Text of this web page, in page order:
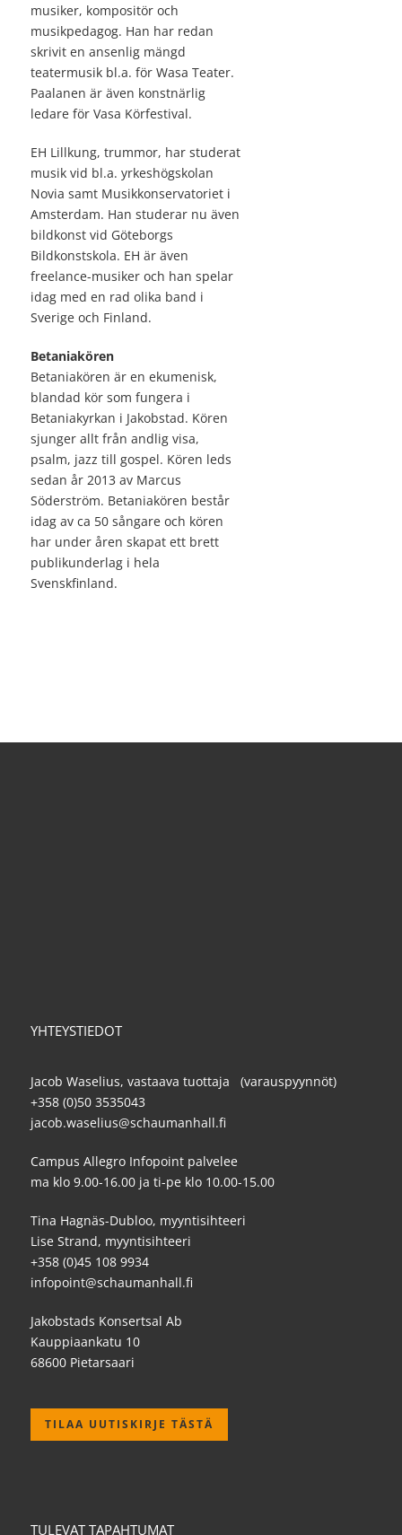
musiker, kompositör och
musikpedagog. Han har redan
skrivit en ansenlig mängd
teatermusik bl.a. för Wasa Teater.
Paalanen är även konstnärlig
ledare för Vasa Körfestival.
EH Lillkung, trummor, har studerat
musik vid bl.a. yrkeshögskolan
Novia samt Musikkonservatoriet i
Amsterdam. Han studerar nu även
bildkonst vid Göteborgs
Bildkonstskola. EH är även
freelance-musiker och han spelar
idag med en rad olika band i
Sverige och Finland.
Betaniakören
Betaniakören är en ekumenisk,
blandad kör som fungera i
Betaniakyrkan i Jakobstad. Kören
sjunger allt från andlig visa,
psalm, jazz till gospel. Kören leds
sedan år 2013 av Marcus
Söderström. Betaniakören består
idag av ca 50 sångare och kören
har under åren skapat ett brett
publikunderlag i hela
Svenskfinland.
YHTEYSTIEDOT
Jacob Waselius, vastaava tuottaja (varauspyynnöt)
+358 (0)50 3535043
jacob.waselius@schaumanhall.fi
Campus Allegro Infopoint palvelee
ma klo 9.00-16.00 ja ti-pe klo 10.00-15.00
Tina Hagnäs-Dubloo, myyntisihteeri
Lise Strand, myyntisihteeri
+358 (0)45 108 9934
infopoint@schaumanhall.fi
Jakobstads Konsertsal Ab
Kauppiaankatu 10
68600 Pietarsaari
TILAA UUTISKIRJE TÄSTÄ
TULEVAT TAPAHTUMAT